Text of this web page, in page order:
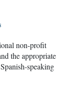
non-profit
the appropriate
speaking